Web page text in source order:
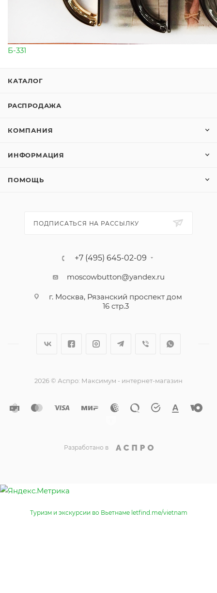
Б-331
КАТАЛОГ
РАСПРОДАЖА
КОМПАНИЯ
ИНФОРМАЦИЯ
ПОМОЩЬ
ПОДПИСАТЬСЯ НА РАССЫЛКУ
+7 (495) 645-02-09
moscowbutton@yandex.ru
г. Москва, Рязанский проспект дом
16 стр.3
2026 © Аспро: Максимум - интернет-магазин
Разработано в
Туризм и экскурсии во Вьетнаме letfind.me/vietnam